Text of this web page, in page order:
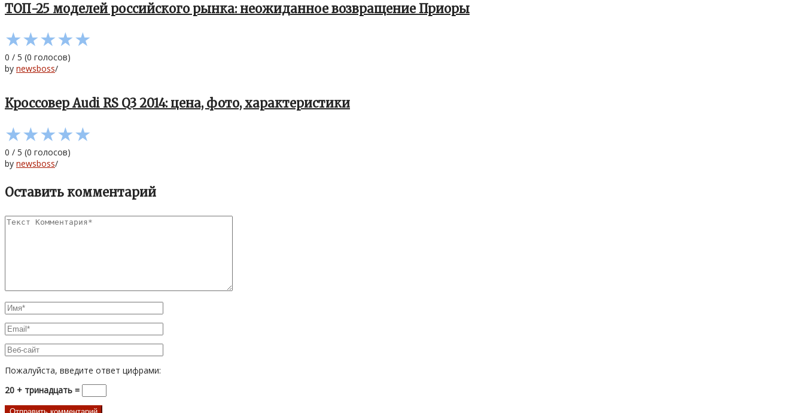
ТОП-25 моделей российского рынка: неожиданное возвращение Приоры
★★★★★
0 / 5 (0 голосов)
by newsboss/
Кроссовер Audi RS Q3 2014: цена, фото, характеристики
★★★★★
0 / 5 (0 голосов)
by newsboss/
Оставить комментарий
Пожалуйста, введите ответ цифрами:
20 + тринадцать =